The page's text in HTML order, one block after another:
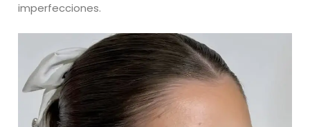
imperfecciones.